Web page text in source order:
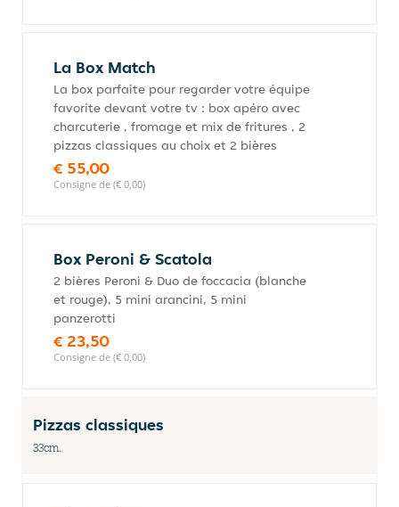
La Box Match
La box parfaite pour regarder votre équipe
favorite devant votre tv : box apéro avec
charcuterie , fromage et mix de fritures , 2
pizzas classiques au choix et 2 bières
€ 55,00
Consigne de (€ 0,00)
Box Peroni & Scatola
2 bières Peroni & Duo de foccacia (blanche
et rouge), 5 mini arancini, 5 mini
panzerotti
€ 23,50
Consigne de (€ 0,00)
Pizzas classiques
33cm.